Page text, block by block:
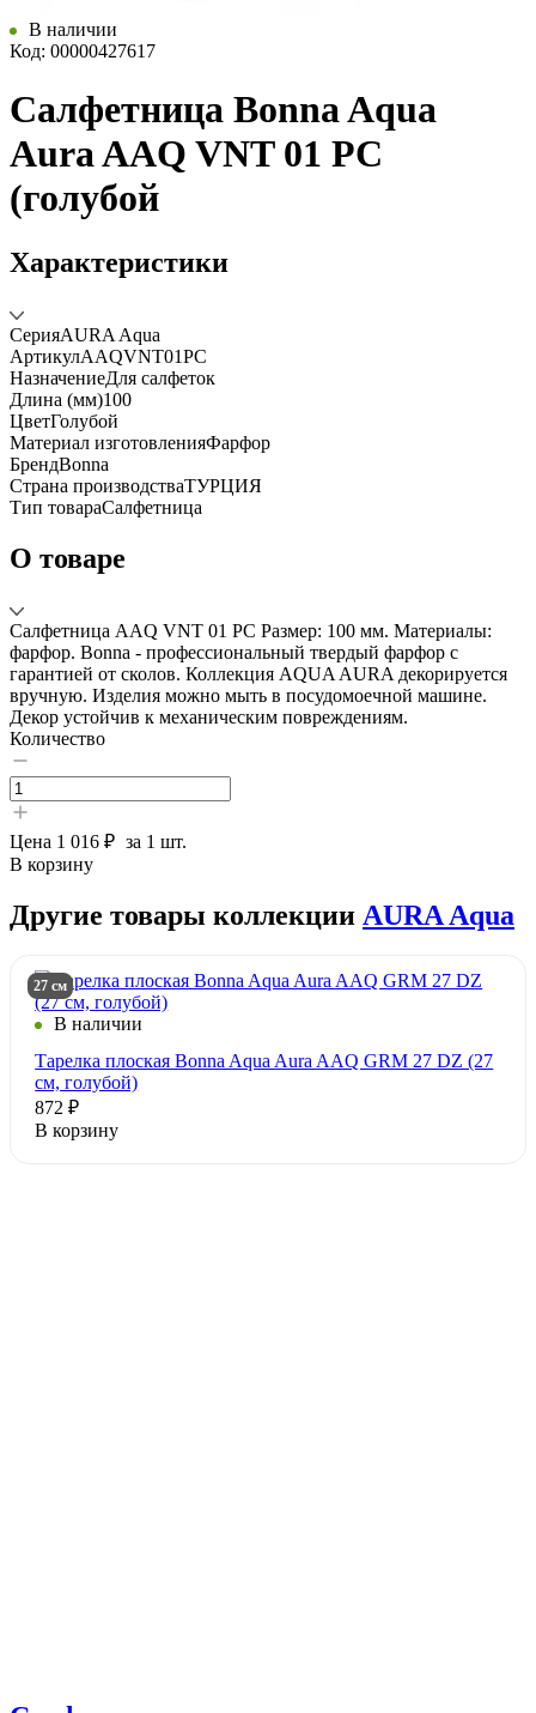
В наличии
Код: 00000427617
Салфетница Bonna Aqua
Aura AAQ VNT 01 PC
(голубой
Характеристики
СерияAURA Aqua
АртикулAAQVNT01PC
НазначениеДля салфеток
Длина (мм)100
ЦветГолубой
Материал изготовленияФарфор
БрендBonna
Страна производстваТУРЦИЯ
Тип товараСалфетница
О товаре
Салфетница AAQ VNT 01 PC Размер: 100 мм. Материалы:
фарфор. Bonna - профессиональный твердый фарфор с
гарантией от сколов. Коллекция AQUA AURA декорируется
вручную. Изделия можно мыть в посудомоечной машине.
Декор устойчив к механическим повреждениям.
Количество
Цена 1 016 ₽ за 1 шт.
В корзину
Другие товары коллекции AURA Aqua
27 см
В наличии
Тарелка плоская Bonna Aqua Aura AAQ GRM 27 DZ (27
см, голубой)
872 ₽
В корзину